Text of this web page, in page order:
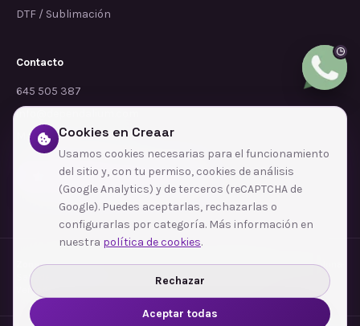
DTF / Sublimación
Contacto
645 505 387
info@dependalium.com
Mataró (Barcelona)
Déjanos tu reseña en Google
Zonas de cobertura·Barcelona·L'Hospitalet de Llobregat·Terrassa·Badalona
Sabadell
Santa Coloma de Gramenet
Ver todas las zonas →
Cookies en Creaar
Usamos cookies necesarias para el funcionamiento
del sitio y, con tu permiso, cookies de análisis
(Google Analytics) y de terceros (reCAPTCHA de
Google). Puedes aceptarlas, rechazarlas o
configurarlas por categoría. Más información en
nuestra política de cookies.
Rechazar
Aceptar todas